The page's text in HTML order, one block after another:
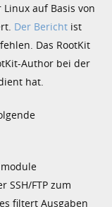
auf Basis von
Der Bericht ist
Das RootKit
Author bei der
hat.
SSH/FTP zum
filtert Ausgaben